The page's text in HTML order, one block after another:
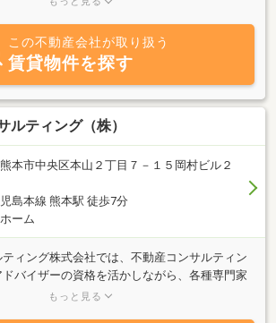
、スタッフ一同心を込めてお手伝いいたしま
この不動産会社が取り扱う
賃貸物件を探す
ルティング（株）
本市中央区本山２丁目７－１５岡村ビル２
児島本線 熊本駅 徒歩7分
ーム
ィング株式会社では、不動産コンサルティン
バイザーの資格を活かしながら、各種専門家
より、お客様の不動産のお悩みごとを解決致し
もっと見る